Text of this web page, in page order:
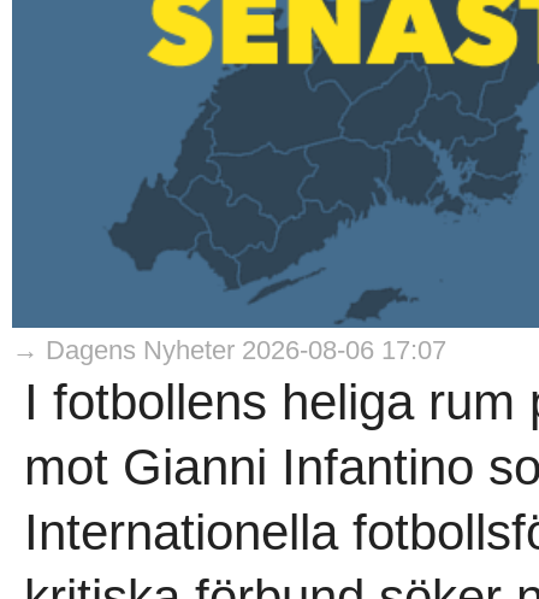
→ Dagens Nyheter 2026-08-06 17:07
I fotbollens heliga
mot Gianni Infantino
Internationella